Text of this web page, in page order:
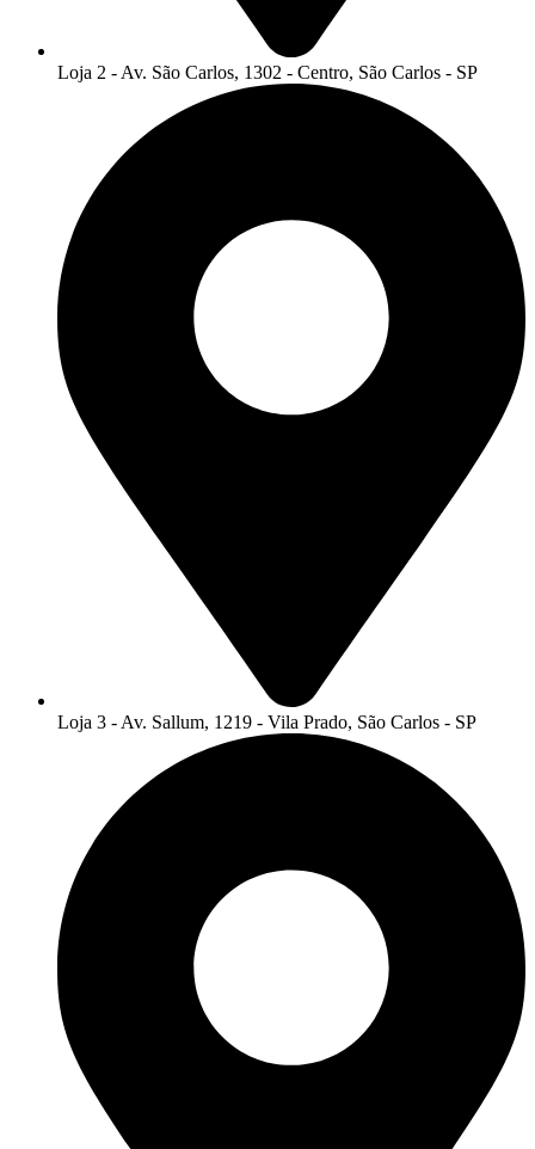
Loja 2 - Av. São Carlos, 1302 - Centro, São Carlos - SP
Loja 3 - Av. Sallum, 1219 - Vila Prado, São Carlos - SP